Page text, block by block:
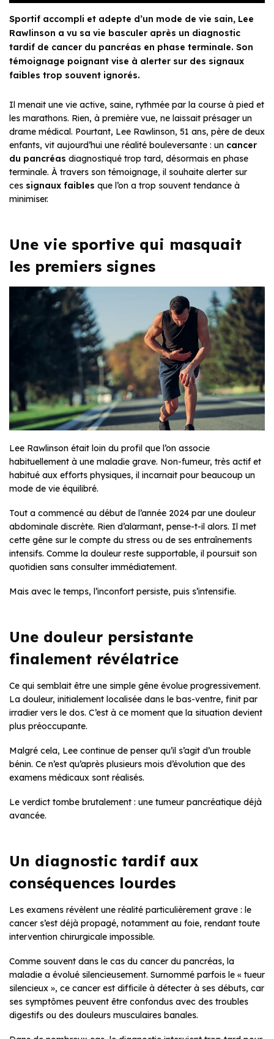
Sportif accompli et adepte d’un mode de vie sain, Lee
Rawlinson a vu sa vie basculer après un diagnostic
tardif de cancer du pancréas en phase terminale. Son
témoignage poignant vise à alerter sur des signaux
faibles trop souvent ignorés.
Il menait une vie active, saine, rythmée par la course à pied et
les marathons. Rien, à première vue, ne laissait présager un
drame médical. Pourtant, Lee Rawlinson, 51 ans, père de deux
enfants, vit aujourd’hui une réalité bouleversante : un cancer
du pancréas diagnostiqué trop tard, désormais en phase
terminale. À travers son témoignage, il souhaite alerter sur
ces signaux faibles que l’on a trop souvent tendance à
minimiser.
Une vie sportive qui masquait
les premiers signes
Lee Rawlinson était loin du profil que l’on associe
habituellement à une maladie grave. Non-fumeur, très actif et
habitué aux efforts physiques, il incarnait pour beaucoup un
mode de vie équilibré.
Tout a commencé au début de l’année 2024 par une douleur
abdominale discrète. Rien d’alarmant, pense-t-il alors. Il met
cette gêne sur le compte du stress ou de ses entraînements
intensifs. Comme la douleur reste supportable, il poursuit son
quotidien sans consulter immédiatement.
Mais avec le temps, l’inconfort persiste, puis s’intensifie.
Une douleur persistante
finalement révélatrice
Ce qui semblait être une simple gêne évolue progressivement.
La douleur, initialement localisée dans le bas-ventre, finit par
irradier vers le dos. C’est à ce moment que la situation devient
plus préoccupante.
Malgré cela, Lee continue de penser qu’il s’agit d’un trouble
bénin. Ce n’est qu’après plusieurs mois d’évolution que des
examens médicaux sont réalisés.
Le verdict tombe brutalement : une tumeur pancréatique déjà
avancée.
Un diagnostic tardif aux
conséquences lourdes
Les examens révèlent une réalité particulièrement grave : le
cancer s’est déjà propagé, notamment au foie, rendant toute
intervention chirurgicale impossible.
Comme souvent dans le cas du cancer du pancréas, la
maladie a évolué silencieusement. Surnommé parfois le « tueur
silencieux », ce cancer est difficile à détecter à ses débuts, car
ses symptômes peuvent être confondus avec des troubles
digestifs ou des douleurs musculaires banales.